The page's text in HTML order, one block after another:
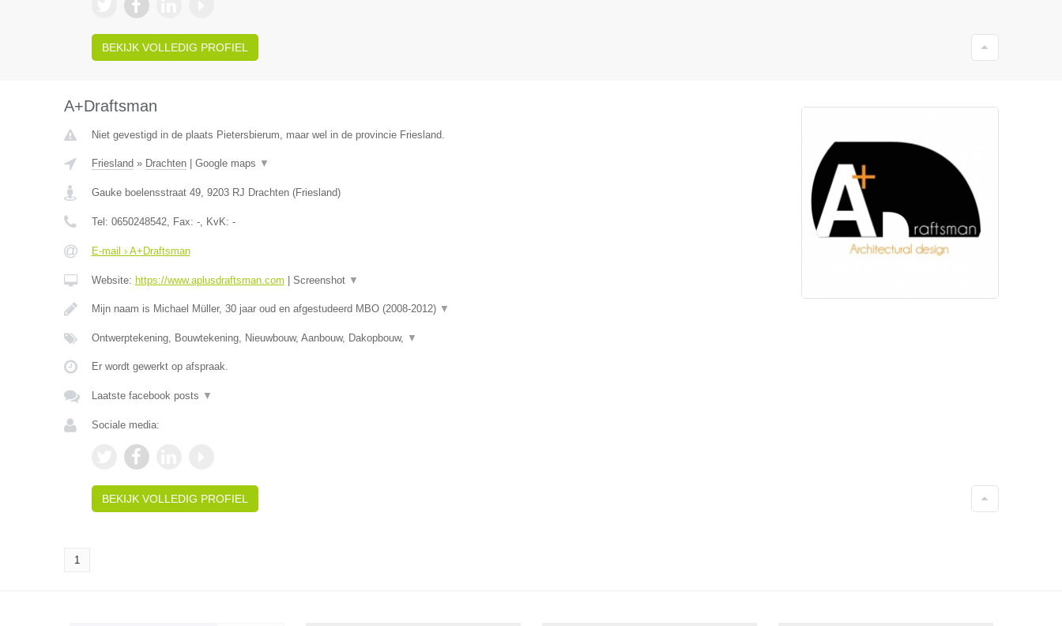
BEKIJK VOLLEDIG PROFIEL
A+Draftsman
Niet gevestigd in de plaats Pietersbierum, maar wel in de provincie Friesland.
Friesland » Drachten| Google maps ▼
Gauke boelensstraat 49, 9203 RJ Drachten(Friesland)
Tel: 0650248542, Fax: -, KvK: -
E-mail › A+Draftsman
Website: https://www.aplusdraftsman.com Screenshot ▼
Mijn naam is Michael Müller, 30 jaar oud en afgestudeerd MBO (2008-2012) ▼
Ontwerptekening, Bouwtekening, Nieuwbouw, Aanbouw, Dakopbouw, ▼
Er wordt gewerkt op afspraak.
Laatste facebook posts ▼
Sociale media:
BEKIJK VOLLEDIG PROFIEL
1